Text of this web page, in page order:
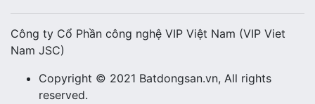
Công ty Cổ Phần công nghệ VIP Việt Nam (VIP Viet
Nam JSC)
Copyright © 2021 Batdongsan.vn, All rights
reserved.